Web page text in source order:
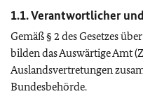
1.1. Verantwortlicher
Gemäß § 2 des Gesetzes
bilden das Auswärtige Amt
Auslandsvertretungen
Bundesbehörde.